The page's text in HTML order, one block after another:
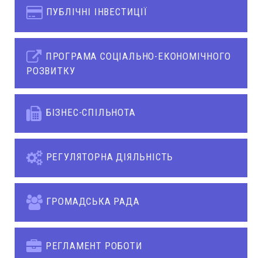
ПУБЛІЧНІ ІНВЕСТИЦІЇ
ПРОГРАМА СОЦІАЛЬНО-ЕКОНОМІЧНОГО
РОЗВИТКУ
БІЗНЕС-СПІЛЬНОТА
РЕГУЛЯТОРНА ДІЯЛЬНІСТЬ
ГРОМАДСЬКА РАДА
РЕГЛАМЕНТ РОБОТИ